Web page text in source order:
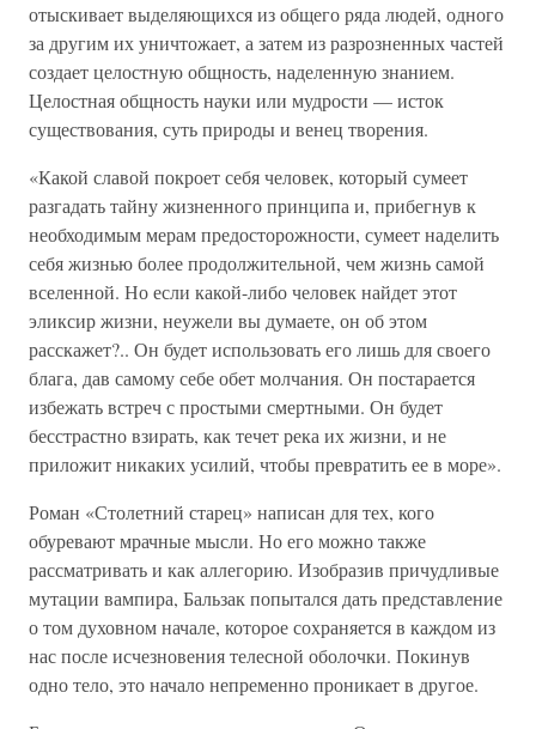
отыскивает выделяющихся из общего ряда людей, одного
за другим их уничтожает, а затем из разрозненных частей
создает целостную общность, наделенную знанием.
Целостная общность науки или мудрости — исток
существования, суть природы и венец творения.
«Какой славой покроет себя человек, который сумеет
разгадать тайну жизненного принципа и, прибегнув к
необходимым мерам предосторожности, сумеет наделить
себя жизнью более продолжительной, чем жизнь самой
вселенной. Но если какой-либо человек найдет этот
эликсир жизни, неужели вы думаете, он об этом
расскажет?.. Он будет использовать его лишь для своего
блага, дав самому себе обет молчания. Он постарается
избежать встреч с простыми смертными. Он будет
бесстрастно взирать, как течет река их жизни, и не
приложит никаких усилий, чтобы превратить ее в море».
Роман «Столетний старец» написан для тех, кого
обуревают мрачные мысли. Но его можно также
рассматривать и как аллегорию. Изобразив причудливые
мутации вампира, Бальзак попытался дать представление
о том духовном начале, которое сохраняется в каждом из
нас после исчезновения телесной оболочки. Покинув
одно тело, это начало непременно проникает в другое.